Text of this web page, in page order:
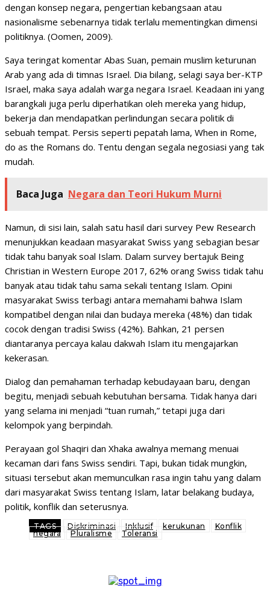
dengan konsep negara, pengertian kebangsaan atau
nasionalisme sebenarnya tidak terlalu mementingkan dimensi
politiknya. (Oomen, 2009).
Saya teringat komentar Abas Suan, pemain muslim keturunan
Arab yang ada di timnas Israel. Dia bilang, selagi saya ber-KTP
Israel, maka saya adalah warga negara Israel. Keadaan ini yang
barangkali juga perlu diperhatikan oleh mereka yang hidup,
bekerja dan mendapatkan perlindungan secara politik di
sebuah tempat. Persis seperti pepatah lama, When in Rome,
do as the Romans do. Tentu dengan segala negosiasi yang tak
mudah.
Baca Juga Negara dan Teori Hukum Murni
Namun, di sisi lain, salah satu hasil dari survey Pew Research
menunjukkan keadaan masyarakat Swiss yang sebagian besar
tidak tahu banyak soal Islam. Dalam survey bertajuk Being
Christian in Western Europe 2017, 62% orang Swiss tidak tahu
banyak atau tidak tahu sama sekali tentang Islam. Opini
masyarakat Swiss terbagi antara memahami bahwa Islam
kompatibel dengan nilai dan budaya mereka (48%) dan tidak
cocok dengan tradisi Swiss (42%). Bahkan, 21 persen
diantaranya percaya kalau dakwah Islam itu mengajarkan
kekerasan.
Dialog dan pemahaman terhadap kebudayaan baru, dengan
begitu, menjadi sebuah kebutuhan bersama. Tidak hanya dari
yang selama ini menjadi “tuan rumah,” tetapi juga dari
kelompok yang berpindah.
Perayaan gol Shaqiri dan Xhaka awalnya memang menuai
kecaman dari fans Swiss sendiri. Tapi, bukan tidak mungkin,
situasi tersebut akan memunculkan rasa ingin tahu yang dalam
dari masyarakat Swiss tentang Islam, latar belakang budaya,
politik, konflik dan seterusnya.
TAGS Diskriminasi Inklusif kerukunan
Konflik
negara
Pluralisme Toleransi